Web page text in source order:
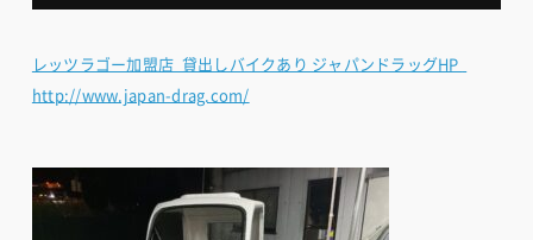
レッツラゴー加盟店  貸出しバイクあり ジャパンドラッグHP
http://www.japan-drag.com/